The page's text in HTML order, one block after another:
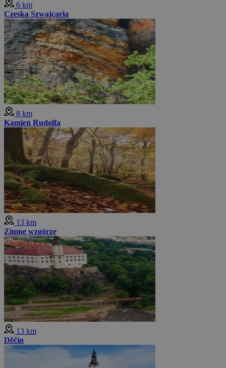
6 km
Czeska Szwajcaria
8 km
Kamień Rudolfa
13 km
Zimne wzgórze
13 km
Děčín